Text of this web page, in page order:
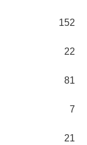
152
22
81
7
21